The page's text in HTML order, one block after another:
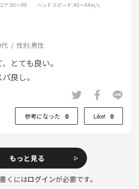
ア:90～99 ヘッドスピード:40～44m/s
性別:男性
とても良い。
良し。
参考になった 0 Like! 0
もっと見る
くにはログインが必要です。